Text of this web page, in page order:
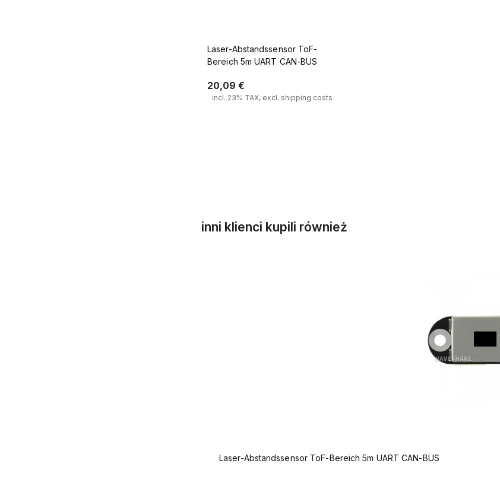
Laser-Abstandssensor ToF-
Bereich 5m UART CAN-BUS
20,09 €
incl. 23% TAX, excl. shipping costs
inni klienci kupili również
Laser-Abstandssensor ToF-Bereich 5m UART CAN-BUS